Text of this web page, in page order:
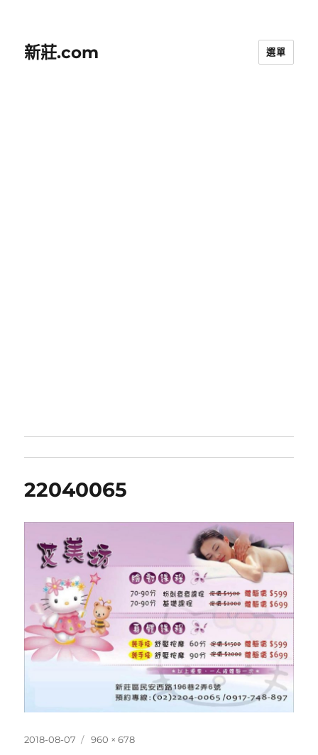
新莊.com 選單
22040065
發
2018-08-07
完
960 × 678